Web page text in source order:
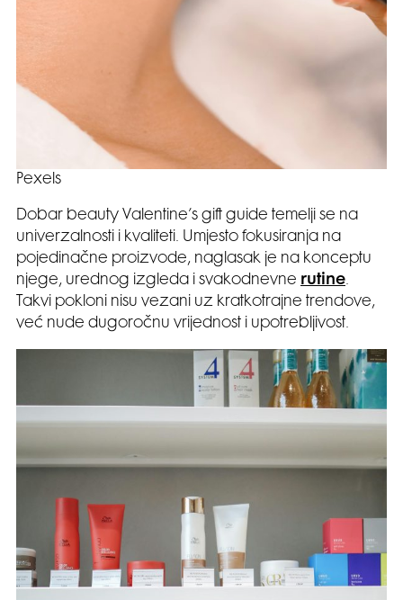
Pexels
Dobar beauty Valentine’s gift guide temelji se na
univerzalnosti i kvaliteti. Umjesto fokusiranja na
pojedinačne proizvode, naglasak je na konceptu
njege, urednog izgleda i svakodnevne rutine.
Takvi pokloni nisu vezani uz kratkotrajne trendove,
već nude dugoročnu vrijednost i upotrebljivost.